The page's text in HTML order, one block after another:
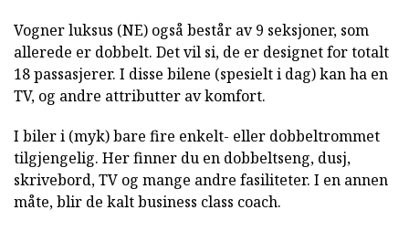
Vogner luksus (NE) også består av 9 seksjoner, som
allerede er dobbelt. Det vil si, de er designet for totalt
18 passasjerer. I disse bilene (spesielt i dag) kan ha en
TV, og andre attributter av komfort.
I biler i (myk) bare fire enkelt- eller dobbeltrommet
tilgjengelig. Her finner du en dobbeltseng, dusj,
skrivebord, TV og mange andre fasiliteter. I en annen
måte, blir de kalt business class coach.